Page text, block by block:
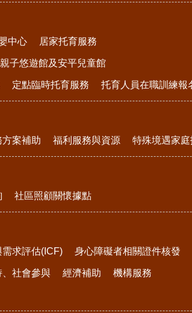
中心 居家托育服務
子悠遊館及安平兒童館
定點臨時托育服務 托育人員在職訓練報
案補助 福利服務與資源 特殊境遇家
社區照顧關懷據點
求評估(ICF) 身心障礙者相關證件核發
社會參與 經濟補助 機構服務